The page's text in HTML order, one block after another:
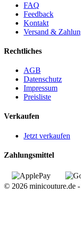
FAQ
Feedback
Kontakt
Versand &
Rechtliches
AGB
Datenschutz
Impressum
Preisliste
Verkaufen
Jetzt verkaufen
Zahlungsmittel
© 2026 minicouture.de